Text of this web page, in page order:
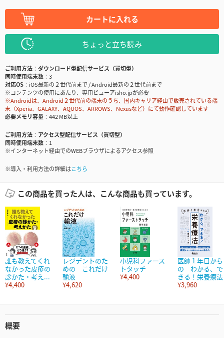
カートに入れる
ちょっと立ち読み
ご利用方法
ダウンロード型配信サービス（買切型）
同時使用端末数
3
対応OS
iOS最新の２世代前まで / Android最新の２世代前まで
※コンテンツの使用にあたり、専用ビューアisho.jpが必要
※Androidは、Android２世代前の端末のうち、国内キャリア経由で販売されている端
末（Xperia、GALAXY、AQUOS、ARROWS、Nexusなど）にて動作確認しています
必要メモリ容量
442 MB以上
ご利用方法
アクセス型配信サービス（買切型）
同時使用端末数
1
※インターネット経由でのWEBブラウザによるアクセス参照
※導入・利用方法の詳細はこちら
この商品を買った人は、こんな商品も買っています。
誰も教えてくれ
なかった皮疹の
診かた・考え...
¥4,400
レジデントのた
めの これだけ
輸液
¥4,620
小児科ファース
トタッチ
¥4,400
医師１年目から
の わかる、で
きる！栄養療法
¥3,960
概要